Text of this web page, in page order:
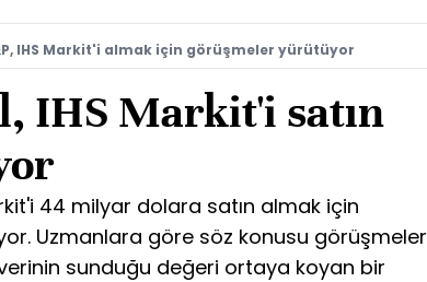
IHS Markit'i almak için görüşmeler yürütüyor
IHS Markit'i satın
44 milyar dolara satın almak için
Uzmanlara göre söz konusu görüşmeler
sunduğu değeri ortaya koyan bir